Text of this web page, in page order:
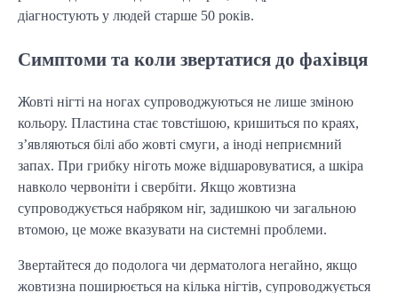
діагностують у людей старше 50 років.
Симптоми та коли звертатися до фахівця
Жовті нігті на ногах супроводжуються не лише зміною
кольору. Пластина стає товстішою, кришиться по краях,
з’являються білі або жовті смуги, а іноді неприємний
запах. При грибку ніготь може відшаровуватися, а шкіра
навколо червоніти і свербіти. Якщо жовтизна
супроводжується набряком ніг, задишкою чи загальною
втомою, це може вказувати на системні проблеми.
Звертайтеся до подолога чи дерматолога негайно, якщо
жовтизна поширюється на кілька нігтів, супроводжується